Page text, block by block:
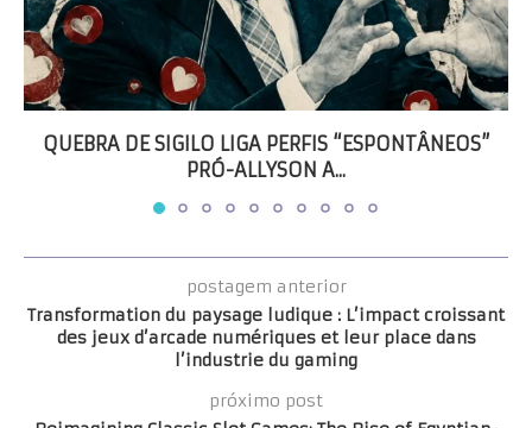
QUEBRA DE SIGILO LIGA PERFIS “ESPONTÂNEOS”
PRÓ-ALLYSON A...
postagem anterior
Transformation du paysage ludique : L’impact croissant
des jeux d’arcade numériques et leur place dans
l’industrie du gaming
próximo post